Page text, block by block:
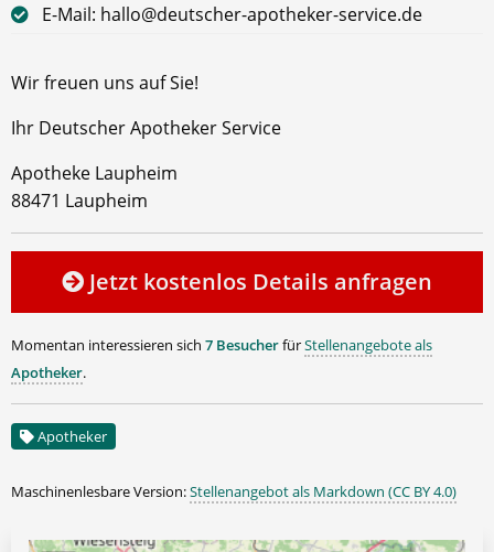
E-Mail: hallo@deutscher-apotheker-service.de
Wir freuen uns auf Sie!
Ihr Deutscher Apotheker Service
Apotheke Laupheim
88471 Laupheim
Jetzt kostenlos Details anfragen
Momentan interessieren sich 7 BesucherfürStellenangebote als
Apotheker.
Apotheker
Maschinenlesbare Version:Stellenangebot als Markdown (CC BY 4.0)